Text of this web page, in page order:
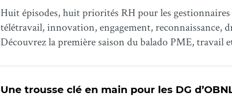
Huit épisodes, huit priorités RH pour les
télétravail, innovation, engagement, reconnaissance,
Découvrez la première saison du balado PME, travail
Une trousse clé en main pour les DG